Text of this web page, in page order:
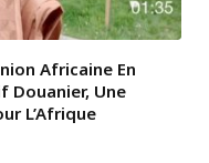
Africaine En
Douanier, Une
L’Afrique